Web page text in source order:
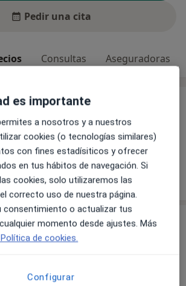
Pedir una cita
Consultas Aseguradoras
sobre servicios y precios
aún no ha añadido información
sobre sus servicios
es importante
a nosotros y a nuestros
cookies (o tecnologías similares)
con fines estadísiticos y ofrecer
en tus hábitos de navegación. Si
cookies, solo utilizaremos las
correcto uso de nuestra página.
consentimiento o actualizar tus
momento desde ajustes. Más
Política de cookies.
Configurar